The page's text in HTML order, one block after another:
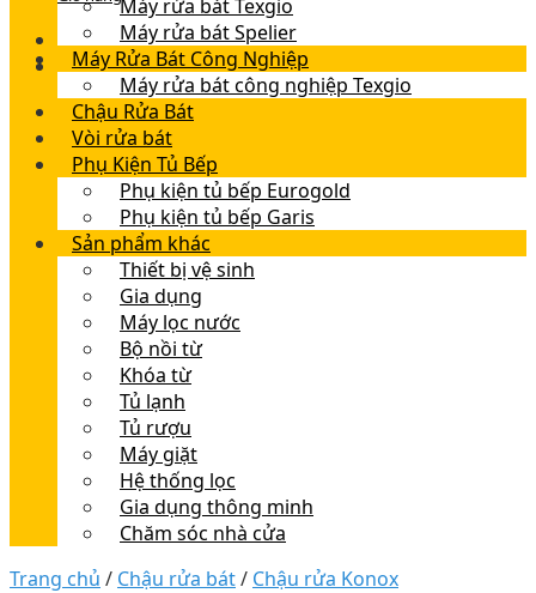
Máy rửa bát Texgio
Máy rửa bát Spelier
Máy Rửa Bát Công Nghiệp
Máy rửa bát công nghiệp Texgio
Chậu Rửa Bát
Vòi rửa bát
Phụ Kiện Tủ Bếp
Phụ kiện tủ bếp Eurogold
Phụ kiện tủ bếp Garis
Sản phẩm khác
Thiết bị vệ sinh
Gia dụng
Máy lọc nước
Bộ nồi từ
Khóa từ
Tủ lạnh
Tủ rượu
Máy giặt
Hệ thống lọc
Gia dụng thông minh
Chăm sóc nhà cửa
Trang chủ / Chậu rửa bát/ Chậu rửa Konox